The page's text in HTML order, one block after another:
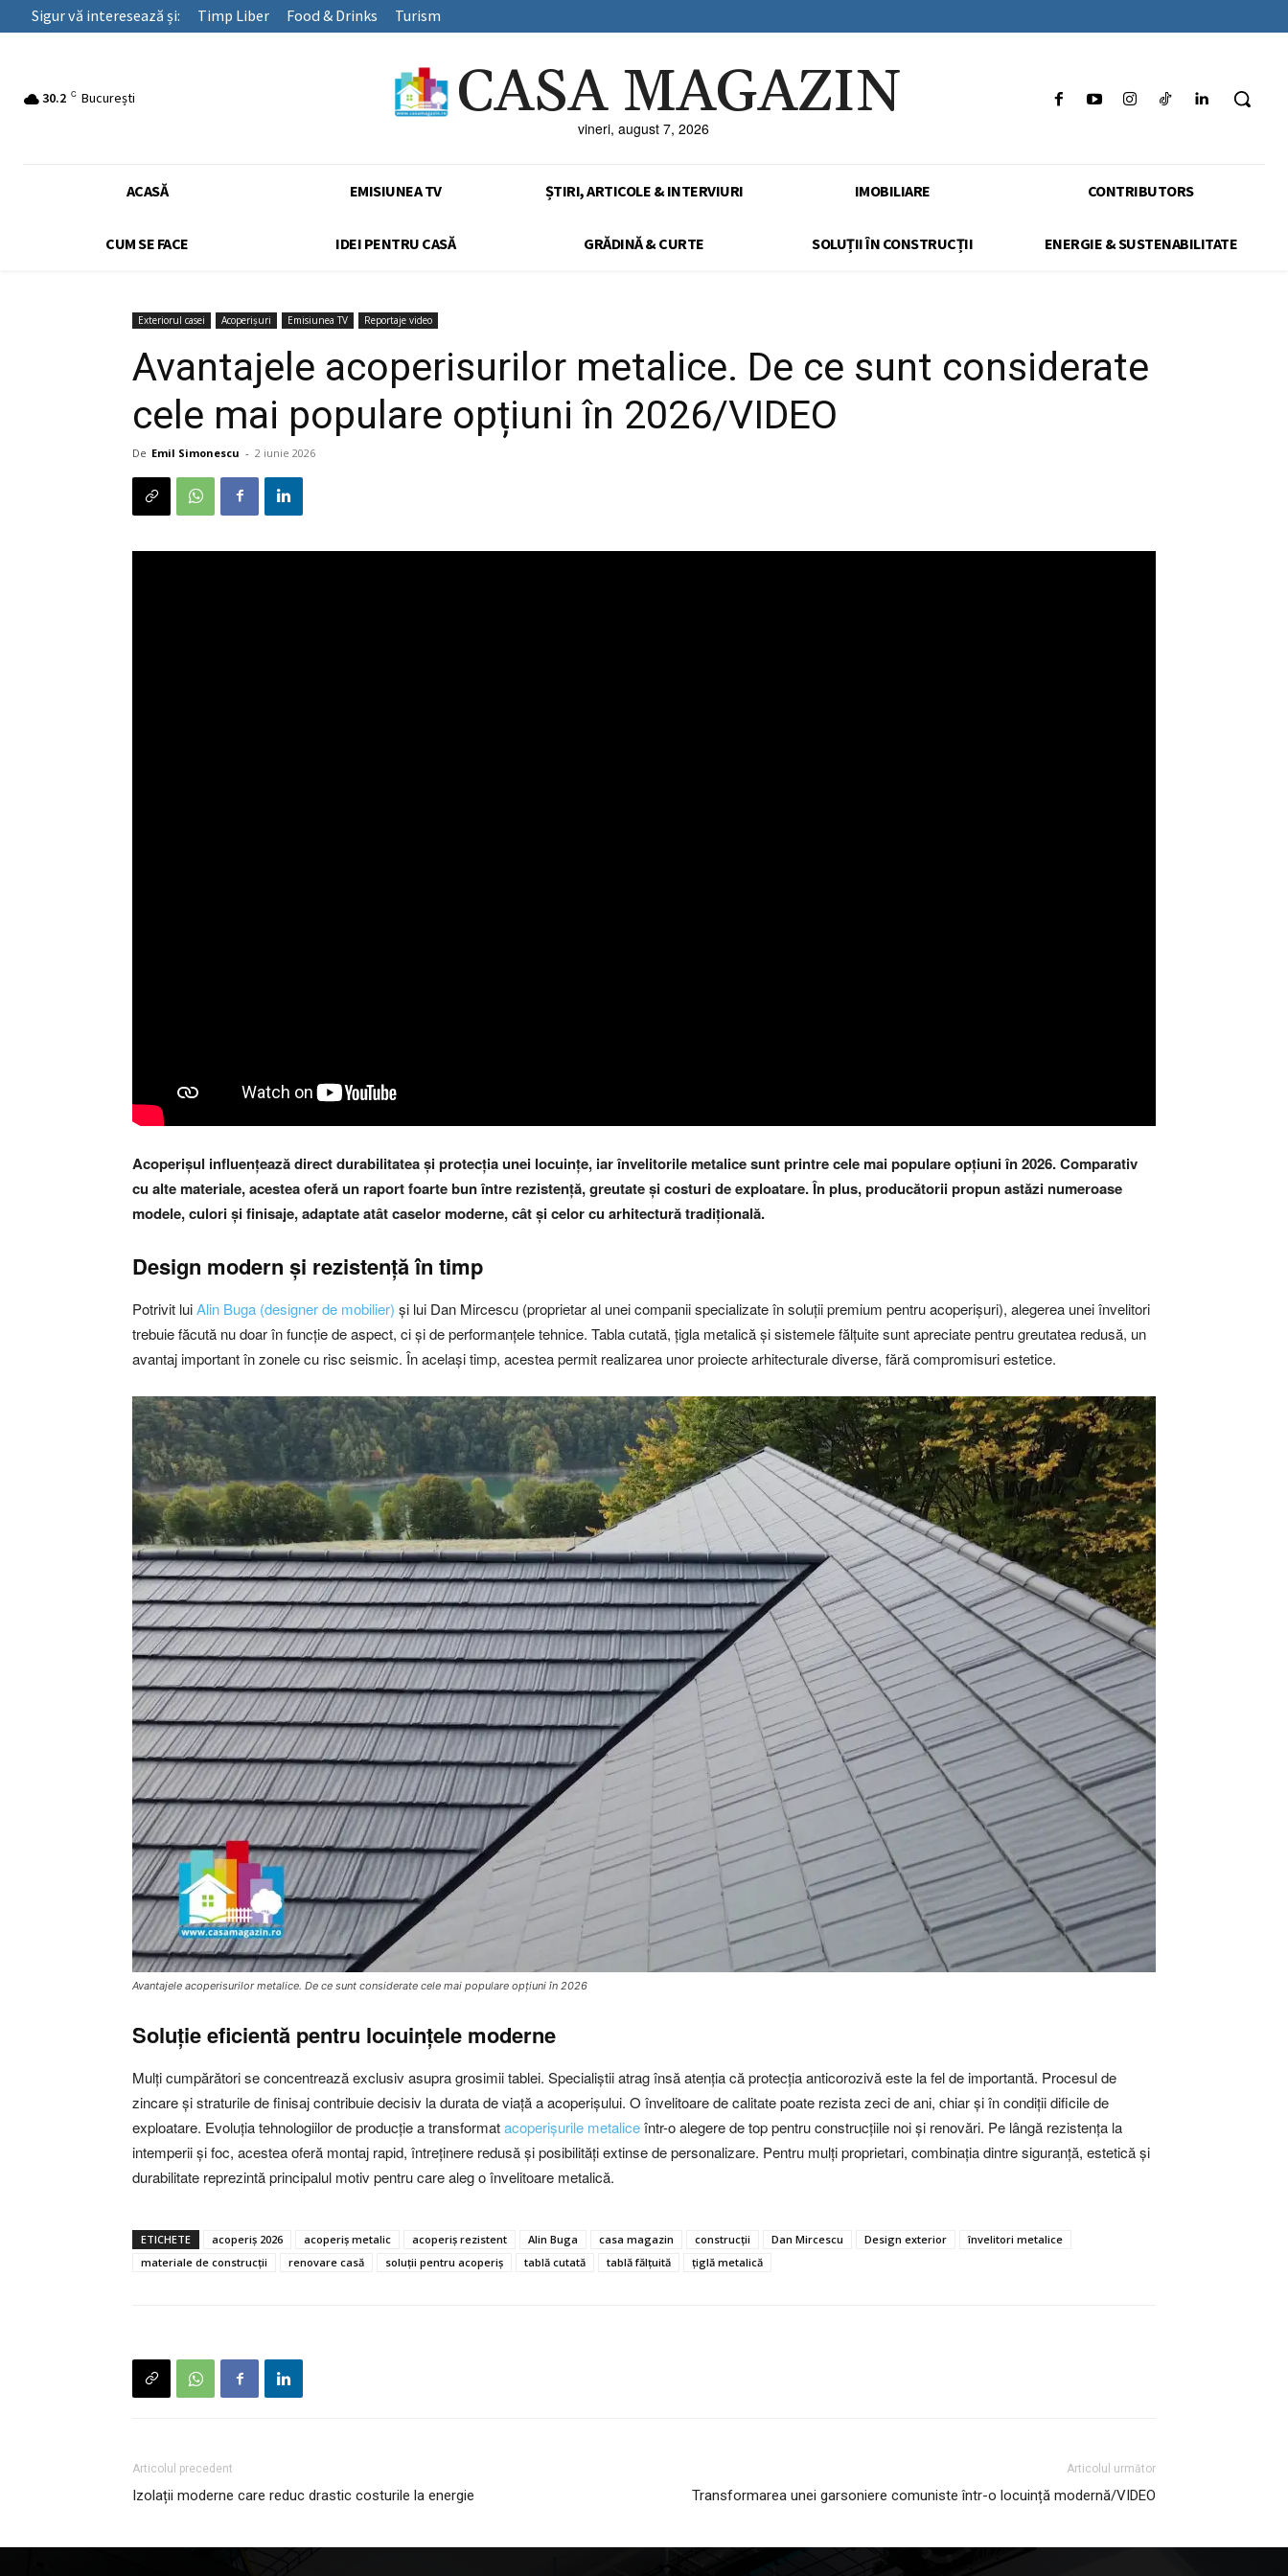
Sigur vă interesează și: Timp Liber Food & Drinks Turism
30.2 C București CASA MAGAZIN
vineri, august 7, 2026
ACASĂ EMISIUNEA TV ȘTIRI, ARTICOLE & INTERVIURI IMOBILIARE CONTRIBUTORS
CUM SE FACE IDEI PENTRU CASĂ GRĂDINĂ & CURTE SOLUȚII ÎN CONSTRUCȚII ENERGIE & SUSTENABILITATE
Exteriorul casei Acoperișuri Emisiunea TV Reportaje video
Avantajele acoperisurilor metalice. De ce sunt considerate
cele mai populare opțiuni în 2026/VIDEO
De Emil Simonescu - 2 iunie 2026
Acoperișul influențează direct durabilitatea și protecția unei locuințe, iar învelitorile metalice sunt printre cele mai populare opțiuni în 2026. Comparativ
cu alte materiale, acestea oferă un raport foarte bun între rezistență, greutate și costuri de exploatare. În plus, producătorii propun astăzi numeroase
modele, culori și finisaje, adaptate atât caselor moderne, cât și celor cu arhitectură tradițională.
Design modern și rezistență în timp
Potrivit luiAlin Buga (designer de mobilier) și lui Dan Mircescu (proprietar al unei companii specializate în soluții premium pentru acoperișuri), alegerea unei învelitori
trebuie făcută nu doar în funcție de aspect, ci și de performanțele tehnice. Tabla cutată, țigla metalică și sistemele fălțuite sunt apreciate pentru greutatea redusă, un
avantaj important în zonele cu risc seismic. În același timp, acestea permit realizarea unor proiecte arhitecturale diverse, fără compromisuri estetice.
Avantajele acoperisurilor metalice. De ce sunt considerate cele mai populare opțiuni în 2026
Soluție eficientă pentru locuințele moderne
Mulți cumpărători se concentrează exclusiv asupra grosimii tablei. Specialiștii atrag însă atenția că protecția anticorozivă este la fel de importantă. Procesul de
zincare și straturile de finisaj contribuie decisiv la durata de viață a acoperișului. O învelitoare de calitate poate rezista zeci de ani, chiar și în condiții dificile de
exploatare. Evoluția tehnologiilor de producție a transformatacoperișurile metaliceîntr-o alegere de top pentru construcțiile noi și renovări. Pe lângă rezistența la
intemperii și foc, acestea oferă montaj rapid, întreținere redusă și posibilități extinse de personalizare. Pentru mulți proprietari, combinația dintre siguranță, estetică și
durabilitate reprezintă principalul motiv pentru care aleg o învelitoare metalică.
ETICHETE acoperiș 2026 acoperiș metalic acoperiș rezistent Alin Buga casa magazin construcții Dan Mircescu Design exterior
învelitori metalice
materiale de construcții
renovare casă soluții pentru acoperiș tablă cutată tablă fălțuită țiglă metalică
Articolul precedent
Izolații moderne care reduc drastic costurile la energie
Articolul următor
Transformarea unei garsoniere comuniste într-o locuință modernă/VIDEO